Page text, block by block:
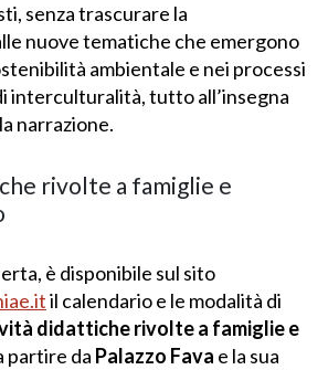
senza trascurare la
nuove tematiche che emergono
ambientale e nei processi
interculturalità, tutto all’insegna
narrazione.
rivolte a famiglie e
è disponibile sul sito
il calendario e le modalità di
didattiche rivolte a famiglie e
partire da Palazzo Fava e la sua